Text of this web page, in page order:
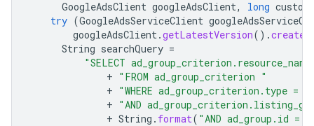
GoogleAdsClient googleAdsClient, long
try (GoogleAdsServiceClient
googleAdsClient .getLatestVersion().
String searchQuery =
"SELECT
+ "FROM ad_group_criterion "
+ "WHERE ad_group_criterion.type =
+ "AND
+ String . format( "AND ad_group.id =